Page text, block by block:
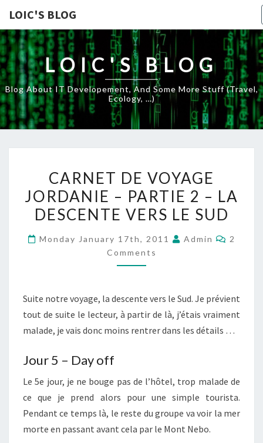
LOIC'S BLOG
LOIC'S BLOG
Blog About IT Developement, And Some More Stuff (travel,
Ecology, …)
DE
VOYAGE
JORDANIE
PARTIE
DESCENTE
CARNET DE VOYAGE
JORDANIE – PARTIE 2 – LA
DESCENTE VERS LE SUD
Monday January 17th, 2011 Admin
2
Comments
Suite notre voyage, la descente vers le Sud. Je prévient
tout de suite le lecteur, à partir de là, j’étais vraiment
malade, je vais donc moins rentrer dans les détails …
Jour 5 – Day off
Le 5e jour, je ne bouge pas de l’hôtel, trop malade de
ce que je prend alors pour une simple tourista.
Pendant ce temps là, le reste du groupe va voir la mer
morte en passant avant cela par le Mont Nebo.